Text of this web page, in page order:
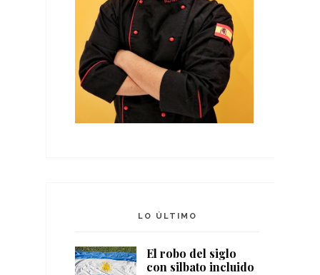
LO ÚLTIMO
El robo del siglo
con silbato incluido